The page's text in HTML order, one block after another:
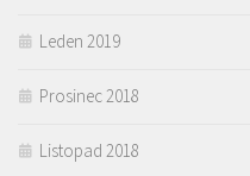
Leden 2019
Prosinec 2018
Listopad 2018